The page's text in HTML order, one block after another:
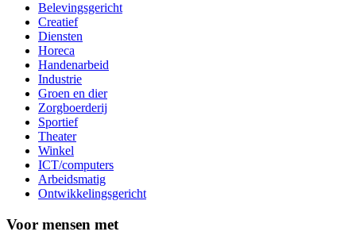
Belevingsgericht
Creatief
Diensten
Horeca
Handenarbeid
Industrie
Groen en dier
Zorgboerderij
Sportief
Theater
Winkel
ICT/computers
Arbeidsmatig
Ontwikkelingsgericht
Voor mensen met